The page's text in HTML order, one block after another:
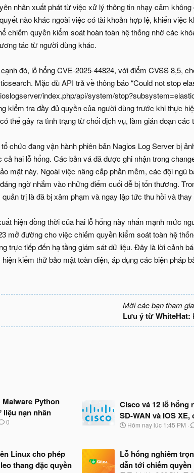
nhân xuất phát từ việc xử lý thông tin nhạy cảm
nào khác ngoài việc có tài khoản hợp lệ, khiến việc
chiếm quyền kiểm soát hoàn toàn hệ thống nhờ các
tác từ người dùng khác.
đó, lỗ hổng CVE-2025-44824, với điểm CVSS 8,5,
Mặc dù API trả về thông báo “Could not stop
index.php/api/system/
kiểm tra đầy đủ quyền của người dùng trước khi thực
thể gây ra tình trạng từ chối dịch vụ, làm gián đoạn các
chức đang vận hành phiên bản Nagios Log Server bị
cả hai lỗ hổng. Các bản vá đã được ghi nhận trong
mật này. Ngoài việc nâng cấp phần mềm, các đội
ngờ nhắm vào những điểm cuối dễ bị tổn thương.
trị là đã bị xâm phạm và ngay lập tức thu hồi và
hiện đồng thời của hai lỗ hổng này nhấn mạnh mức
mở đường cho việc chiếm quyền kiểm soát toàn hệ
trực tiếp đến hạ tầng giám sát dữ liệu. Đây là lời cảnh
kiểm thử bảo mật toàn diện, áp dụng các biện pháp
Mời các bạn tham gia
Lưu ý từ WhiteHat:
Malware Python
liệu nạn nhân
0
Cisco vá 12 lỗ hổng
SD-WAN và IOS
N
y
b
ắ
Hôm nay lúc 1:45 PM
Linux cho phép
thang đặc quyền
Lỗ hổng nghiêm
dẫn tới chiếm